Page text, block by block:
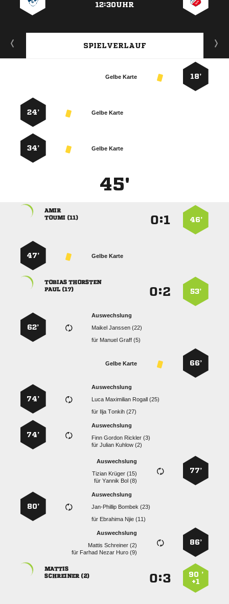
12:30UHR
SPIELVERLAUF
18’
Gelbe Karte
Gelbe Karte
24’
Gelbe Karte
34’
45'
46’
:

 
Gelbe Karte
47’
53’
:
 
 
Auswechslung
  
für   
62’
66’
Gelbe Karte
Auswechslung
   
für   
74’
Auswechslung
   
für  
74’
77’
Auswechslung
  
für  
Auswechslung
  
für   
80’
86’
Auswechslung
  
für    
90 ’
+1
:

 